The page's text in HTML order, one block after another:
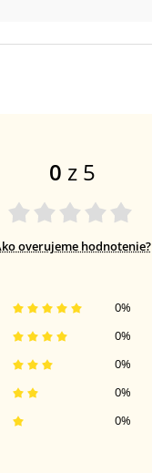
0 z 5
overujeme hodnotenie?
0%
0%
0%
0%
0%